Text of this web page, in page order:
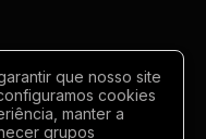
que nosso site
cookies
manter a
grupos